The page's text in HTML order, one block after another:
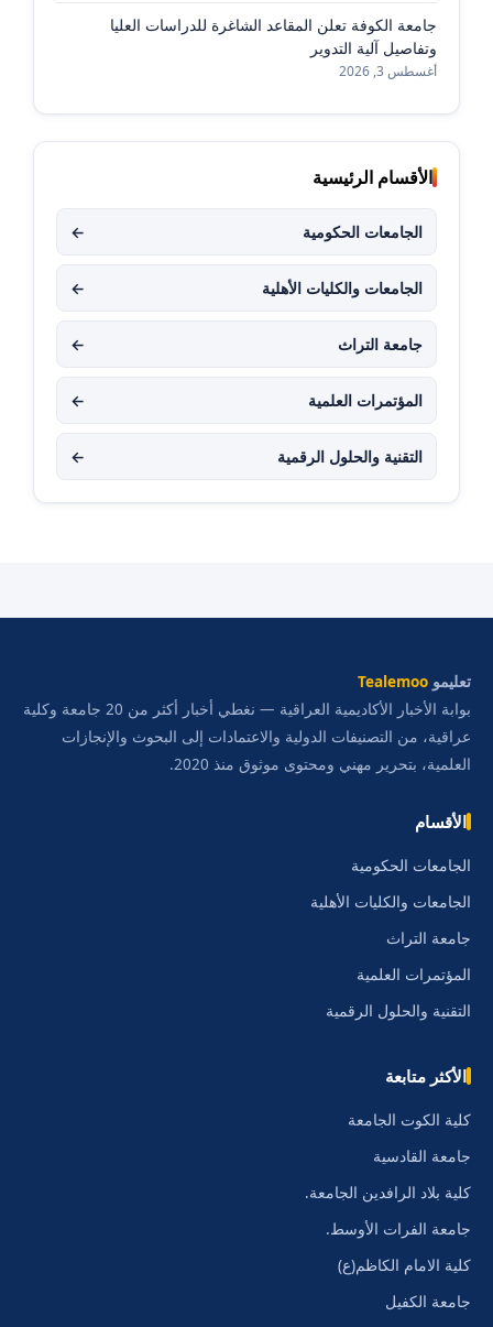
جامعة الكوفة تعلن المقاعد الشاغرة للدراسات العليا
وتفاصيل آلية التدوير
أغسطس 3, 2026
الأقسام الرئيسية
الجامعات الحكومية ←
الجامعات والكليات الأهلية ←
جامعة التراث ←
المؤتمرات العلمية ←
التقنية والحلول الرقمية ←
تعليمو Tealemoo
بوابة الأخبار الأكاديمية العراقية — نغطي أخبار أكثر من 20 جامعة وكلية
عراقية، من التصنيفات الدولية والاعتمادات إلى البحوث والإنجازات
العلمية، بتحرير مهني ومحتوى موثوق منذ 2020.
الأقسام
الجامعات الحكومية
الجامعات والكليات الأهلية
جامعة التراث
المؤتمرات العلمية
التقنية والحلول الرقمية
الأكثر متابعة
كلية الكوت الجامعة
جامعة القادسية
كلية بلاد الرافدين الجامعة.
جامعة الفرات الأوسط.
كلية الامام الكاظم(ع)
جامعة الكفيل